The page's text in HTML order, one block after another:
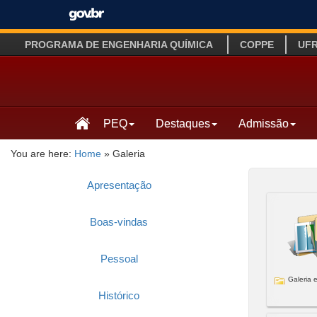
PROGRAMA DE ENGENHARIA QUÍMICA COPPE
PEQ Destaques Admissão
You are here: Home » Galeria
Apresentação
Boas-vindas
Pessoal
Histórico
Galeria